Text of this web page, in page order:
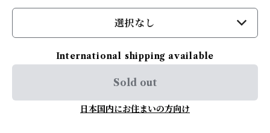
選択なし
International shipping available
Sold out
日本国内にお住まいの方向け